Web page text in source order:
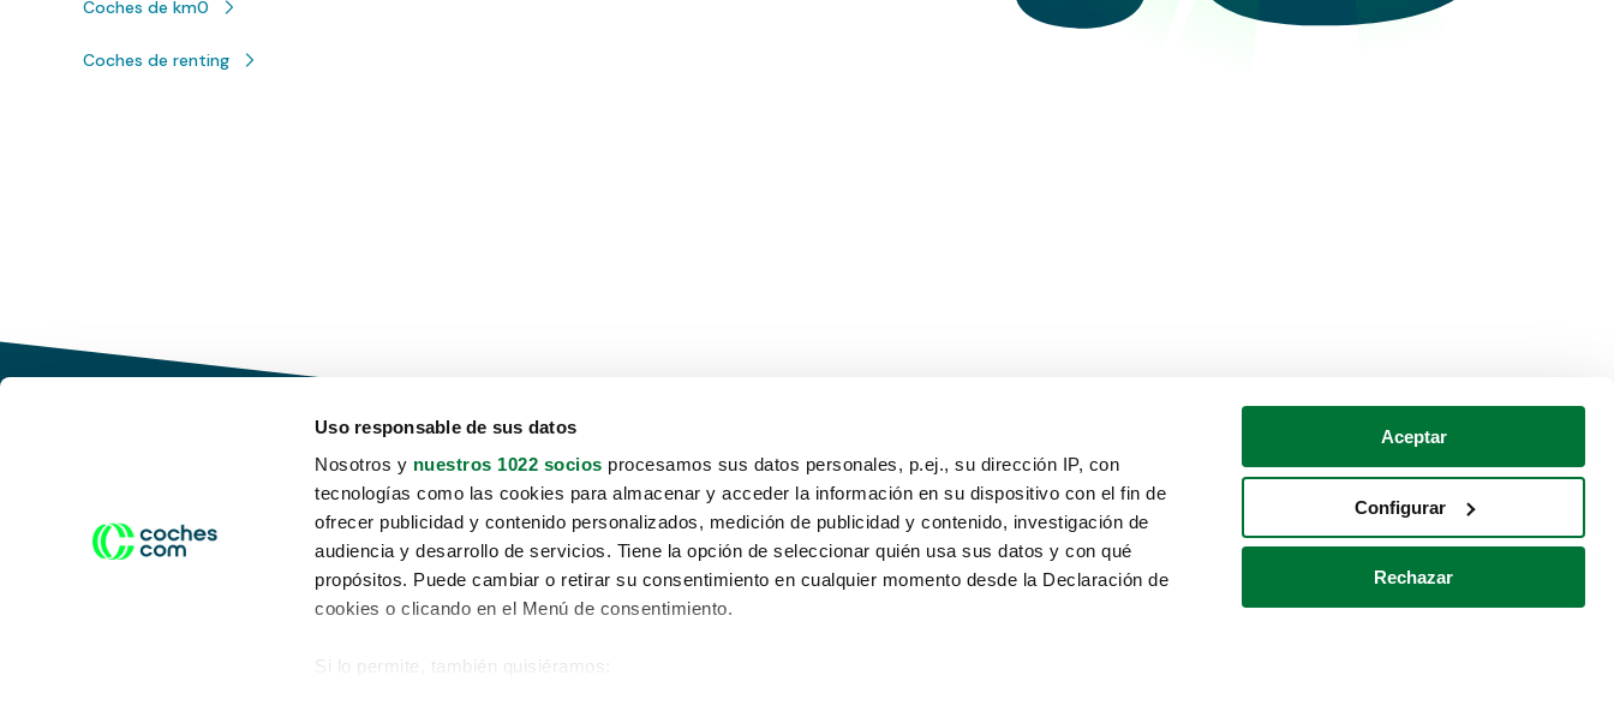
Uso responsable de sus datos
Nosotros y nuestros 1022 socios procesamos sus datos personales, p.ej., su dirección IP, con
tecnologías como las cookies para almacenar y acceder la información en su dispositivo con el fin de
ofrecer publicidad y contenido personalizados, medición de publicidad y contenido, investigación de
audiencia y desarrollo de servicios. Tiene la opción de seleccionar quién usa sus datos y con qué
propósitos. Puede cambiar o retirar su consentimiento en cualquier momento desde la Declaración de
cookies o clicando en el Menú de consentimiento.
Si lo permite, también quisiéramos:
Aceptar
Configurar
Rechazar
Coches de km0
Coches de renting
Conduce tu futuro,
desata tu movilidad